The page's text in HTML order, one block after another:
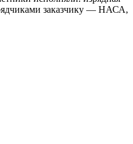
заказчику — НАСА,